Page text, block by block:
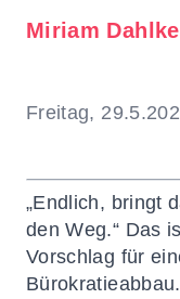
Miriam Dahlke
Freitag,
„Endlich, bringt
den Weg.“ Das
Vorschlag für